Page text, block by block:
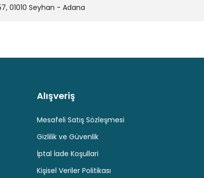
Gönder
01010 Seyhan - Adana
Hediyeli Ürün Seçenekleri
Alışveriş
Mesafeli Satış Sözleşmesi
Gizlilik ve Güvenlik
İptal İade Koşullari
Kişisel Veriler Politikası